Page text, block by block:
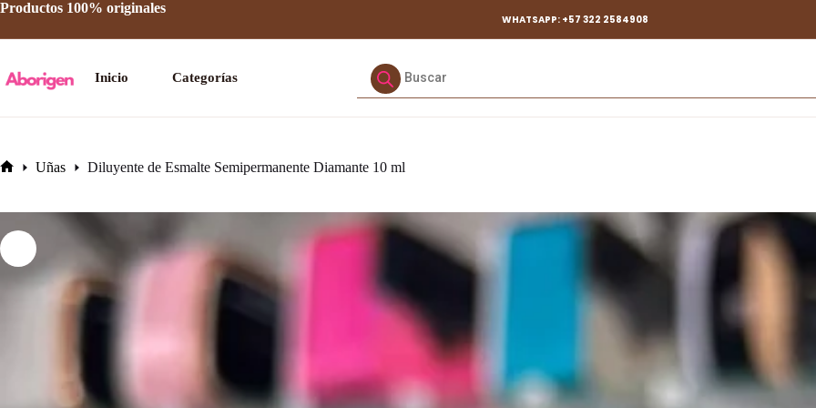
Saltar
contenido
Productos 100% originales
WHATSAPP: +57 322 2584908
Inicio Categorías
Búsqueda
de
productos
Uñas Diluyente de Esmalte Semipermanente Diamante 10 ml